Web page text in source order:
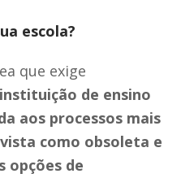
escola?
que exige
de ensino
aos processos mais
como obsoleta e
opções de